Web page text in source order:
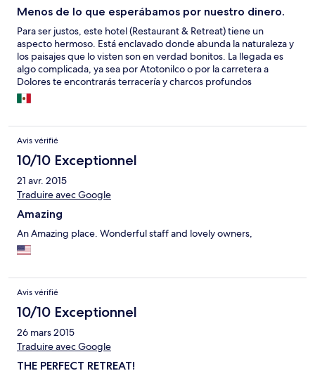
Menos de lo que esperábamos por nuestro dinero.
Para ser justos, este hotel (Restaurant & Retreat) tiene un
aspecto hermoso. Está enclavado donde abunda la naturaleza y
los paisajes que lo visten son en verdad bonitos. La llegada es
algo complicada, ya sea por Atotonilco o por la carretera a
Dolores te encontrarás terracería y charcos profundos
especialmente si es temporada de lluvia. Una vez en la
recepción empiezas a notar la ambientación de muy buen
complicaciones. Nuestro problema empezó al llegar la noche e ir
a dormir: Nos quedamos hospedados en la habitación llamada
"Sueña" y soñar fue precisamente lo único que no pudimos
hacer. El sonido de una bomba de agua que se activa y
desactiva cada 60 segundos se cuela al cuarto lo cual hace
imposible descansar, y desafortunadamente junto a nosotros
estaban unos baños para uso común con un olor asqueroso que
se filtra a la habitación, en verdad sucios y desatendidos. El
mobiliario del cuarto es contrastante: lo mismo encuentras
muebles preciosos de madera apolillada que tapetes sucios y
un café muy fino cortesía de la casa. La comida es buena aunque
nada fuera de este mundo, las margaritas demasiado dulces y el
pan delicioso. La alberca nos resultó muy divertida... aunque
también estaba sucia.
Avis vérifié
10/10 Exceptionnel
21 avr. 2015
Traduire avec Google
Amazing
An Amazing place. Wonderful staff and lovely owners,
Avis vérifié
10/10 Exceptionnel
26 mars 2015
Traduire avec Google
THE PERFECT RETREAT!